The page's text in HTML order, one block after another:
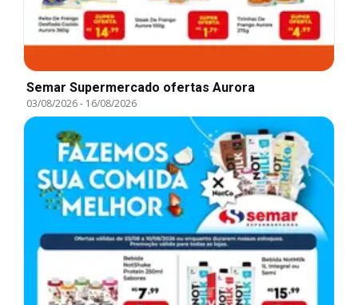
Semar Supermercado ofertas Aurora
03/08/2026- 16/08/2026